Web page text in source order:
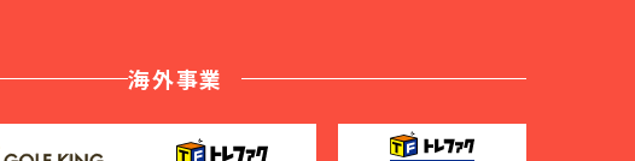
海外事業